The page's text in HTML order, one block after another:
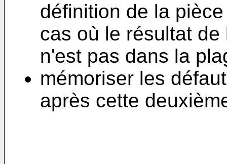
définition de la
cas où le résultat
n'est pas dans la
mémoriser les
après cette